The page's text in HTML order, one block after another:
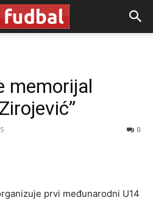
memorijal
0
prvi međunarodni U14